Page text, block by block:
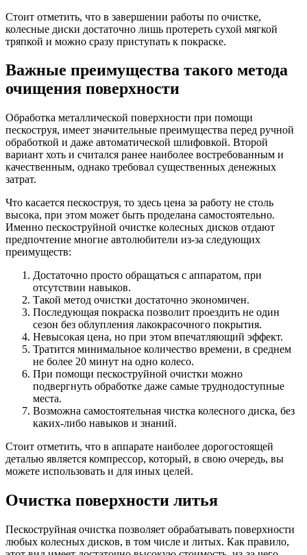
Стоит отметить, что в завершении работы по очистке,
колесные диски достаточно лишь протереть сухой мягкой
тряпкой и можно сразу приступать к покраске.
Важные преимущества такого метода
очищения поверхности
Обработка металлической поверхности при помощи
пескоструя, имеет значительные преимущества перед ручной
обработкой и даже автоматической шлифовкой. Второй
вариант хоть и считался ранее наиболее востребованным и
качественным, однако требовал существенных денежных
затрат.
Что касается пескоструя, то здесь цена за работу не столь
высока, при этом может быть проделана самостоятельно.
Именно пескоструйной очистке колесных дисков отдают
предпочтение многие автолюбители из-за следующих
преимуществ:
Достаточно просто обращаться с аппаратом, при
отсутствии навыков.
Такой метод очистки достаточно экономичен.
Последующая покраска позволит проездить не один
сезон без облупления лакокрасочного покрытия.
Невысокая цена, но при этом впечатляющий эффект.
Тратится минимальное количество времени, в среднем
не более 20 минут на одно колесо.
При помощи пескоструйной очистки можно
подвергнуть обработке даже самые труднодоступные
места.
Возможна самостоятельная чистка колесного диска, без
каких-либо навыков и знаний.
Стоит отметить, что в аппарате наиболее дорогостоящей
деталью является компрессор, который, в свою очередь, вы
можете использовать и для иных целей.
Очистка поверхности литья
Пескоструйная очистка позволяет обрабатывать поверхности
любых колесных дисков, в том числе и литых. Как правило,